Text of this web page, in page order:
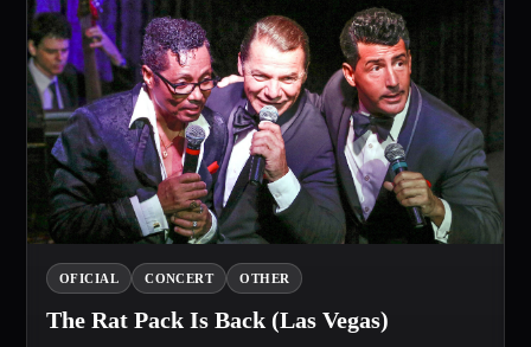
OFICIAL CONCERT OTHER
The Rat Pack Is Back (Las Vegas)